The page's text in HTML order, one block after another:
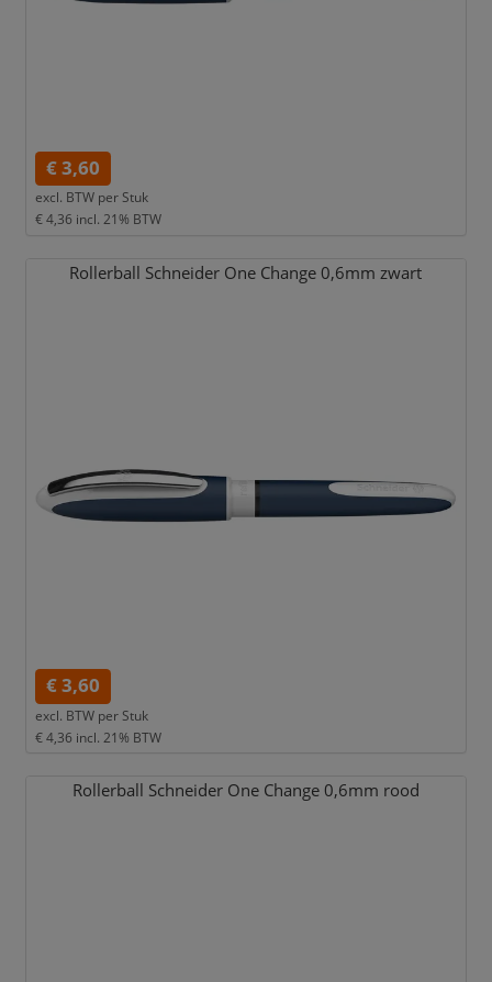
€ 3,60
excl. BTW per Stuk
€ 4,36 incl. 21% BTW
Rollerball Schneider One Change 0,6mm zwart
€ 3,60
excl. BTW per Stuk
€ 4,36 incl. 21% BTW
Rollerball Schneider One Change 0,6mm rood